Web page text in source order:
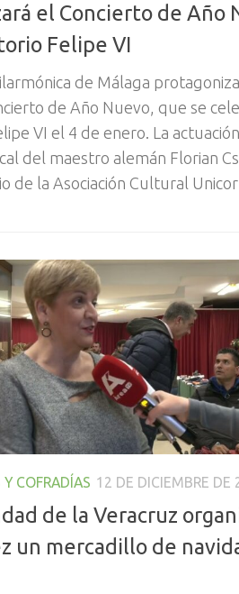
el Concierto de Año
Felipe VI
de Málaga
de Año Nuevo, que se
VI el 4 de enero. La
del maestro alemán Florian
de la Asociación Cultural
COFRADÍAS 12 DE DICIEMBRE DE
de la Veracruz
un mercadillo de